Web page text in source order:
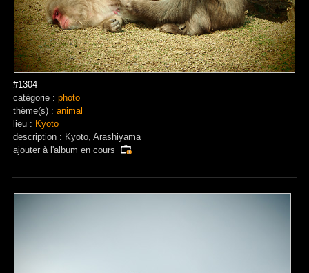
#1304
catégorie : photo
thème(s) : animal
lieu : Kyoto
description : Kyoto, Arashiyama
ajouter àl'album en cours